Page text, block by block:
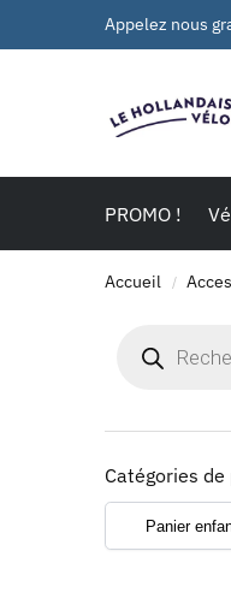
Appelez nous
PROMO !
Accueil /
Catégories